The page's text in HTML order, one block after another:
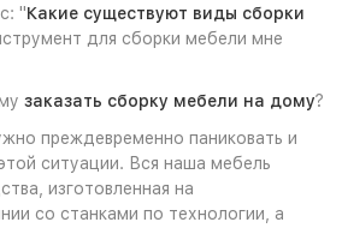
"Какие существуют виды сборки
для сборки мебели мне
заказать сборку мебели на дому?
преждевременно паниковать и
ситуации. Вся наша мебель
изготовленная на
со станками по технологии, а